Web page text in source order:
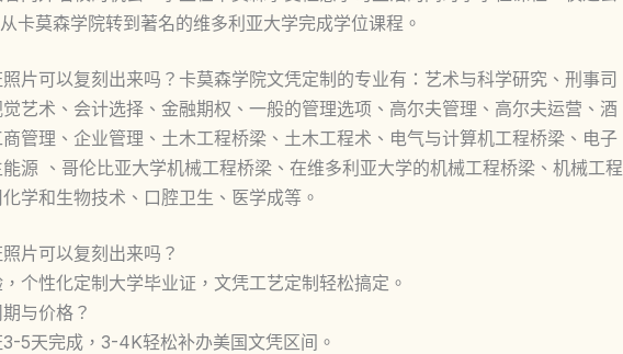
卡莫森学院转到著名的维多利亚大学完成学位课程。
片可以复刻出来吗？卡莫森学院文凭定制的专业有：艺术与科学研究、刑事司
艺术、会计选择、金融期权、一般的管理选项、高尔夫管理、高尔夫运营、酒
管理、企业管理、土木工程桥梁、土木工程术、电气与计算机工程桥梁、电子
源 、哥伦比亚大学机械工程桥梁、在维多利亚大学的机械工程桥梁、机械工程
学和生物技术、口腔卫生、医学成等。
片可以复刻出来吗？
个性化定制大学毕业证，文凭工艺定制轻松搞定。
与价格？
5天完成，3-4K轻松补办美国文凭区间。